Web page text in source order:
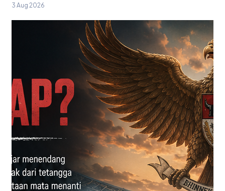
3 Aug 2026